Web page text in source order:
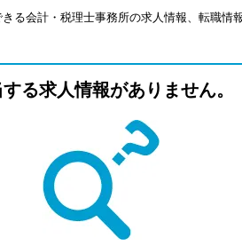
る会計・税理士事務所の求人情報、転職情
る求人情報がありません。